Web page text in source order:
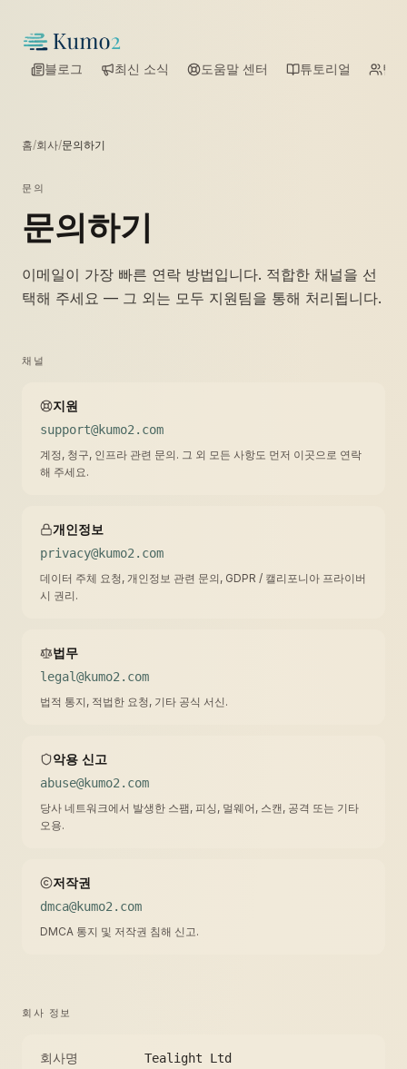
블로그 최신 소식 도움말 센터 튜토리얼 팀
홈/회사/문의하기
문의
문의하기
이메일이 가장 빠른 연락 방법입니다. 적합한 채널을 선
택해 주세요 — 그 외는 모두 지원팀을 통해 처리됩니다.
채널
지원
support@kumo2.com
계정, 청구, 인프라 관련 문의. 그 외 모든 사항도 먼저 이곳으로 연락
해 주세요.
개인정보
privacy@kumo2.com
데이터 주체 요청, 개인정보 관련 문의, GDPR / 캘리포니아 프라이버
시 권리.
법무
legal@kumo2.com
법적 통지, 적법한 요청, 기타 공식 서신.
악용 신고
abuse@kumo2.com
당사 네트워크에서 발생한 스팸, 피싱, 멀웨어, 스캔, 공격 또는 기타
오용.
저작권
dmca@kumo2.com
DMCA 통지 및 저작권 침해 신고.
회사 정보
회사명 Tealight Ltd